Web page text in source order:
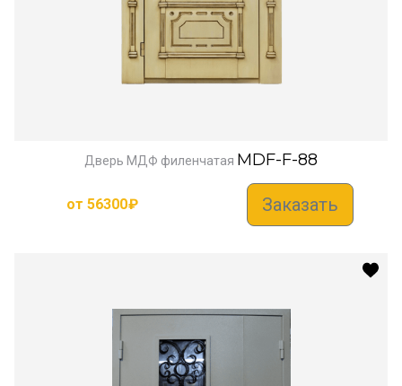
Дверь МДФ филенчатая MDF-F-88
от 56300₽ Заказать